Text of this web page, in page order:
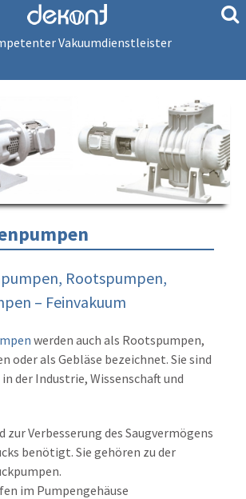
Vakuumdienstleister
Rootspumpen,
– Feinvakuum
werden auch als Rootspumpen,
oder als Gebläse bezeichnet. Sie sind
der Industrie, Wissenschaft und
zur Verbesserung des Saugvermögens
benötigt. Sie gehören zu der
im Pumpengehäuse